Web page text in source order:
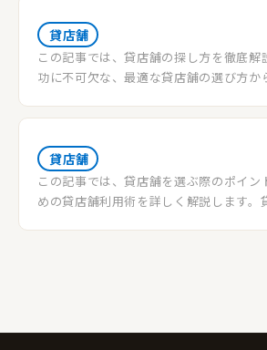
貸店舗
この記事では、貸店舗の探し方を徹底解
功に不可欠な、最適な貸店舗の選び方か
貸店舗
この記事では、貸店舗を選ぶ際のポイン
めの貸店舗利用術を詳しく解説します。